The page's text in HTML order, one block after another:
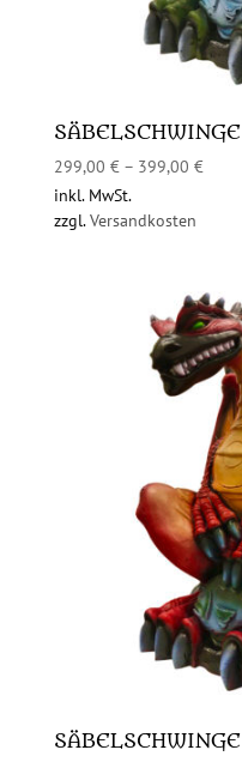
299,00 €– 399,00 €
inkl. MwSt.
zzgl.Versandkosten